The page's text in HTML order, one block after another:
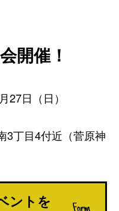
開催！
27日（日）
3丁目4付近（菅原神
ントを